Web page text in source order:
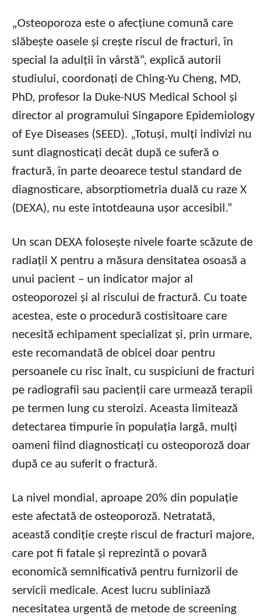
„Osteoporoza este o afecțiune comună care
slăbește oasele și crește riscul de fracturi, în
special la adulții în vârstă”, explică autorii
studiului, coordonați de Ching-Yu Cheng, MD,
PhD, profesor la Duke-NUS Medical School și
director al programului Singapore Epidemiology
of Eye Diseases (SEED). „Totuși, mulți indivizi nu
sunt diagnosticați decât după ce suferă o
fractură, în parte deoarece testul standard de
diagnosticare, absorptiometria duală cu raze X
(DEXA), nu este întotdeauna ușor accesibil.”
Un scan DEXA folosește nivele foarte scăzute de
radiații X pentru a măsura densitatea osoasă a
unui pacient – un indicator major al
osteoporozei și al riscului de fractură. Cu toate
acestea, este o procedură costisitoare care
necesită echipament specializat și, prin urmare,
este recomandată de obicei doar pentru
persoanele cu risc înalt, cu suspiciuni de fracturi
pe radiografii sau pacienții care urmează terapii
pe termen lung cu steroizi. Aceasta limitează
detectarea timpurie în populația largă, mulți
oameni fiind diagnosticați cu osteoporoză doar
după ce au suferit o fractură.
La nivel mondial, aproape 20% din populație
este afectată de osteoporoză. Netratată,
această condiție crește riscul de fracturi majore,
care pot fi fatale și reprezintă o povară
economică semnificativă pentru furnizorii de
servicii medicale. Acest lucru subliniază
necesitatea urgentă de metode de screening